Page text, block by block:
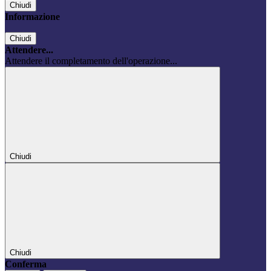
Chiudi
Informazione
Chiudi
Attendere...
Attendere il completamento dell'operazione...
Chiudi
Chiudi
Conferma